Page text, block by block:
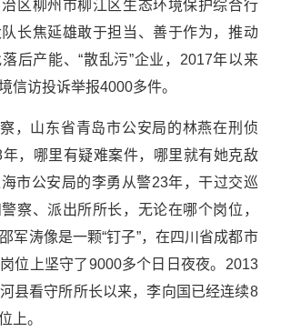
区柳州市柳江区生态环境保护综合行
长焦延雄敢于担当、善于作为，推动
后产能、“散乱污”企业，2017年以来
信访投诉举报4000多件。
，山东省青岛市公安局的林燕在刑侦
，哪里有疑难案件，哪里就有她克敌
市公安局的李勇从警23年，干过交巡
察、派出所所长，无论在哪个岗位，
军涛像是一颗“钉子”，在四川省成都市
位上坚守了9000多个日日夜夜。2013
县看守所所长以来，李向国已经连续8
上。